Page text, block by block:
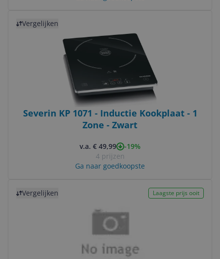
Vergelijken
Severin KP 1071 - Inductie Kookplaat - 1
Zone - Zwart
v.a. € 49,99
-19%
4 prijzen
Ga naar goedkoopste
Vergelijken Laagste prijs ooit